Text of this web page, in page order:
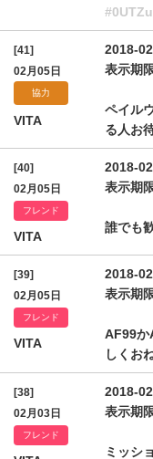
[41]
02月05日
協力
VITA
2018-
表示期
ペイル
る人お
[40]
02月05日
フレンド
VITA
2018-
表示期
誰でも
[39]
02月05日
フレンド
VITA
2018-
表示期
AF99か
しくお
[38]
02月03日
フレンド
2018-
表示期
ミッシ